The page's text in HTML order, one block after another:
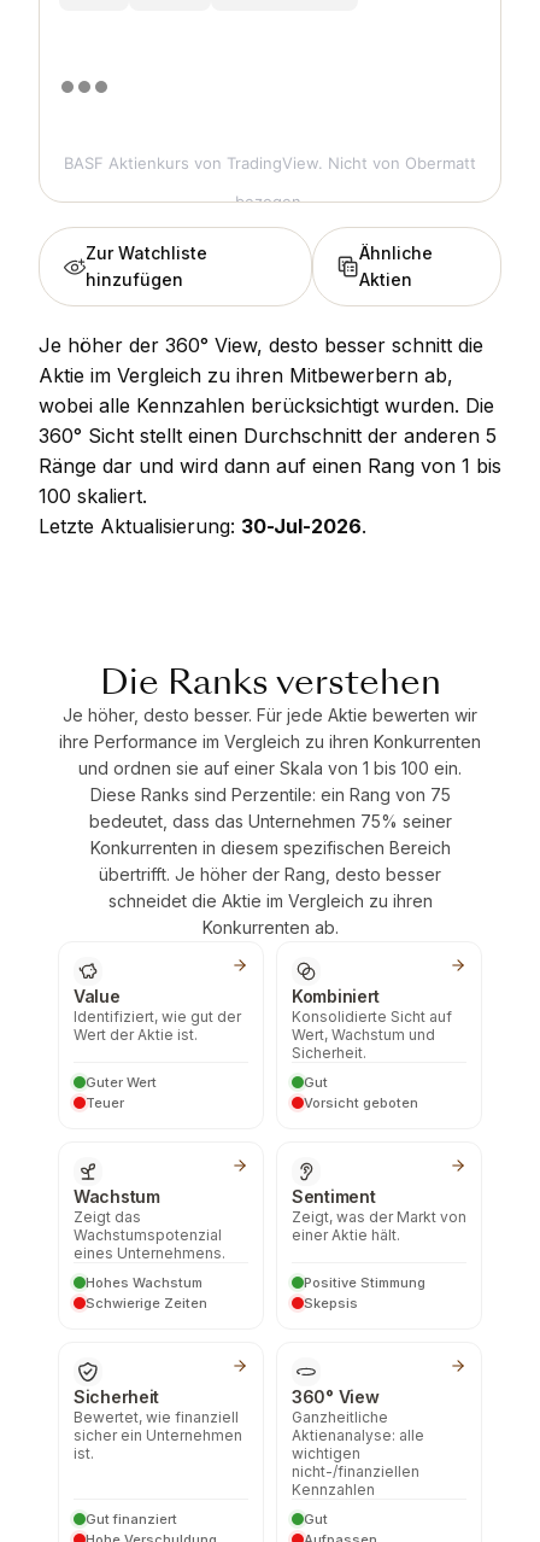
BASF Aktienkurs von TradingView. Nicht von Obermatt
bezogen.
Zur Watchliste
hinzufügen
Ähnliche
Aktien
Je höher der 360° View, desto besser schnitt die
Aktie im Vergleich zu ihren Mitbewerbern ab,
wobei alle Kennzahlen berücksichtigt wurden. Die
360° Sicht stellt einen Durchschnitt der anderen 5
Ränge dar und wird dann auf einen Rang von 1 bis
100 skaliert.
Letzte Aktualisierung: 30-Jul-2026.
Die Ranks verstehen
Je höher, desto besser. Für jede Aktie bewerten wir
ihre Performance im Vergleich zu ihren Konkurrenten
und ordnen sie auf einer Skala von 1 bis 100 ein.
Diese Ranks sind Perzentile: ein Rang von 75
bedeutet, dass das Unternehmen 75% seiner
Konkurrenten in diesem spezifischen Bereich
übertrifft. Je höher der Rang, desto besser
schneidet die Aktie im Vergleich zu ihren
Konkurrenten ab.
Value
Identifiziert, wie gut der
Wert der Aktie ist.
Guter Wert
Teuer
Kombiniert
Konsolidierte Sicht auf
Wert, Wachstum und
Sicherheit.
Gut
Vorsicht geboten
Wachstum
Zeigt das
Wachstumspotenzial
eines Unternehmens.
Hohes Wachstum
Schwierige Zeiten
Sentiment
Zeigt, was der Markt von
einer Aktie hält.
Positive Stimmung
Skepsis
Sicherheit
Bewertet, wie finanziell
sicher ein Unternehmen
ist.
Gut finanziert
360° View
Ganzheitliche
Aktienanalyse: alle
wichtigen
nicht-/finanziellen
Kennzahlen
Gut